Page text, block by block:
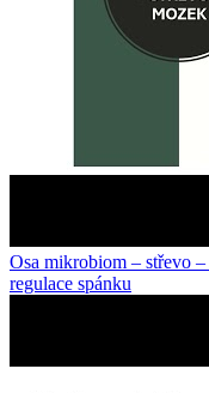
Osa mikrobiom – střevo
regulace spánku